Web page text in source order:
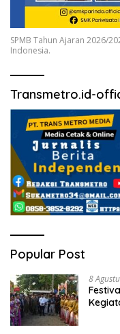
SPMB Tahun Ajaran 2026/
Indonesia.
Transmetro.id-
Popular Post
8